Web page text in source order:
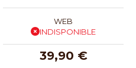
WEB
INDISPONIBLE
39,90 €